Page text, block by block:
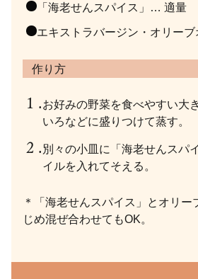
「海老せんスパイス」… 適量
エキストラバージン・オリー
作り方
お好みの野菜を食べやすい大
いろなどに盛りつけて蒸す。
別々の小皿に「海老せんスパ
イルを入れてそえる。
＊「海老せんスパイス」とオリー
じめ混ぜ合わせてもOK。